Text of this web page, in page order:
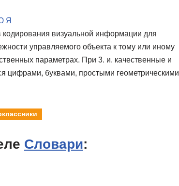
Я
визуальной информации для
управляемого объекта к тому или иному
параметрах. При 3. и. качественные и
цифрами, буквами, простыми геометрическими
Словари: